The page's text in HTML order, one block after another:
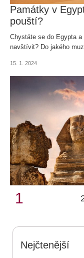
Památky v
pouští?
Chystáte se do Egypta
navštívit? Do jakého
15. 1. 2024
1
Nejčtenější